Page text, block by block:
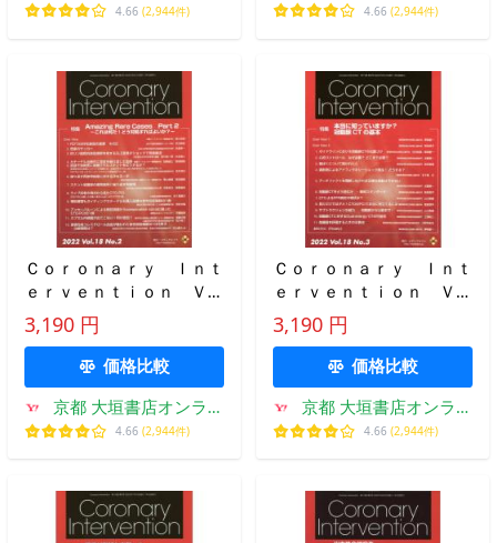
ン
4.66 (2,944件)
ン
4.66 (2,944件)
Ｃｏｒｏｎａｒｙ Ｉｎｔ
ｅｒｖｅｎｔｉｏｎ Ｖｏ
ｌ．１８Ｎｏ．２（２０２
２）
3,190 円
価格比較
京都 大垣書店オンライ
ン
4.66 (2,944件)
Ｃｏｒｏｎａｒｙ Ｉｎｔ
ｅｒｖｅｎｔｉｏｎ Ｖｏ
ｌ．１８Ｎｏ．３（２０２
２）
3,190 円
価格比較
京都 大垣書店オンライ
ン
4.66 (2,944件)